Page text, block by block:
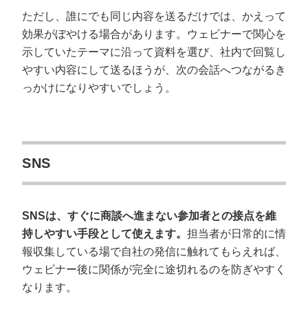
ただし、誰にでも同じ内容を送るだけでは、かえって
効果がぼやける場合があります。ウェビナーで関心を
示していたテーマに沿って資料を選び、社内で回覧し
やすい内容にして送るほうが、次の会話へつながるき
っかけになりやすいでしょう。
SNS
SNSは、すぐに商談へ進まない参加者との接点を維
持しやすい手段として使えます。 担当者が日常的に情
報収集している場で自社の発信に触れてもらえれば、
ウェビナー後に関係が完全に途切れるのを防ぎやすく
なります。